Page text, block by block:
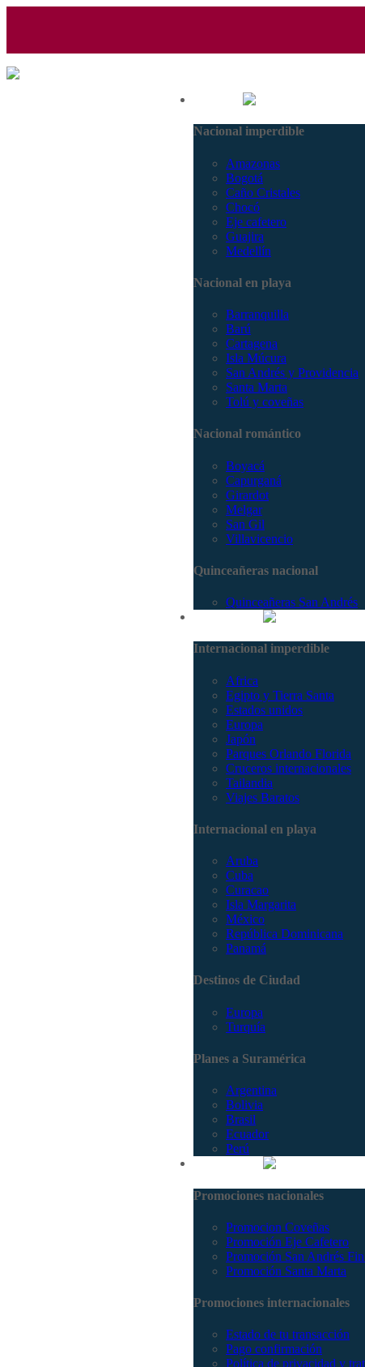
Nacional imperdible
Amazonas
Bogotá
Caño Cristales
Chocó
Eje cafetero
Guajira
Medellín
Nacional en playa
Barranquilla
Barú
Cartagena
Isla Múcura
San Andrés y Providencia
Santa Marta
Tolú y coveñas
Nacional romántico
Boyacá
Capurganá
Girardot
Melgar
San Gil
Villavicencio
Quinceañeras nacional
Quinceañeras San Andrés
Internacional imperdible
Africa
Egipto y Tierra Santa
Estados unidos
Europa
Japón
Parques Orlando Florida
Cruceros internacionales
Tailandia
Viajes Baratos
Internacional en playa
Aruba
Cuba
Curacao
Isla Margarita
México
República Dominicana
Panamá
Destinos de Ciudad
Europa
Turquía
Planes a Suramérica
Argentina
Bolivia
Brasil
Ecuador
Perú
Promociones nacionales
Promocion Coveñas
Promoción Eje Cafetero
Promoción San Andrés
Promoción Santa Marta
Promociones internacionales
Estado de tu transacción
Pago confirmación
Política de privacidad y